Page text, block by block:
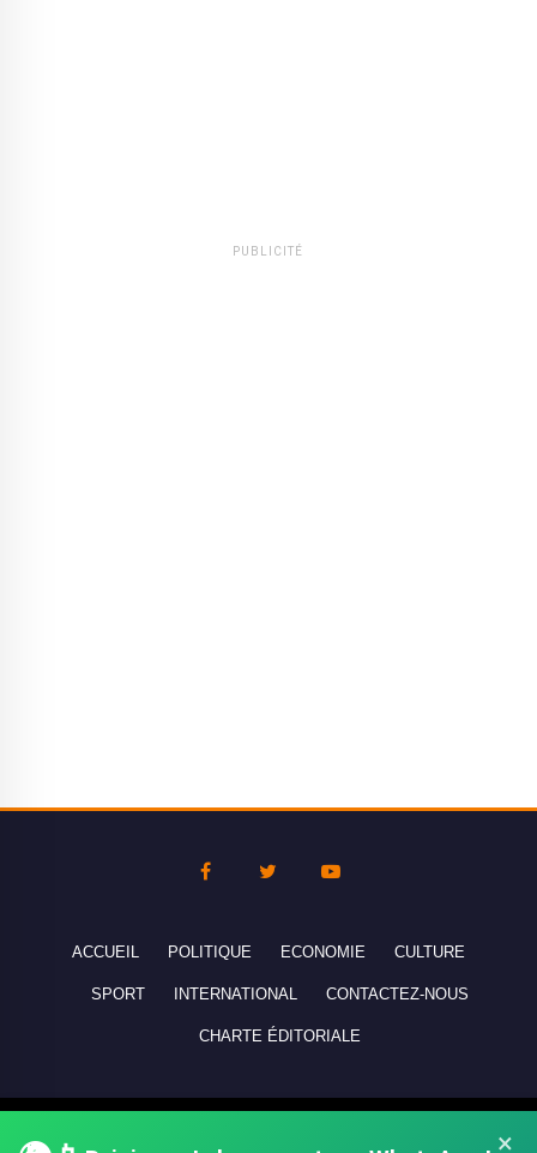
PUBLICITÉ
×
ACCUEIL POLITIQUE ECONOMIE CULTURE
SPORT INTERNATIONAL CONTACTEZ-NOUS
CHARTE ÉDITORIALE